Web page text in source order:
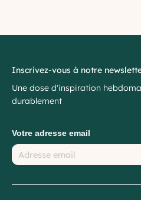
Inscrivez-vous à notre
Une dose d'inspiration
durablement
Votre adresse email